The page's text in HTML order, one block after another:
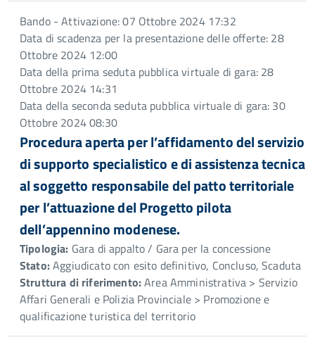
Bando - Attivazione: 07 Ottobre 2024 17:32
Data di scadenza per la presentazione delle offerte: 28
Ottobre 2024 12:00
Data della prima seduta pubblica virtuale di gara: 28
Ottobre 2024 14:31
Data della seconda seduta pubblica virtuale di gara: 30
Ottobre 2024 08:30
Procedura aperta per l’affidamento del servizio
di supporto specialistico e di assistenza tecnica
al soggetto responsabile del patto territoriale
per l’attuazione del Progetto pilota
dell’appennino modenese.
Tipologia: Gara di appalto / Gara per la concessione
Stato:Aggiudicato con esito definitivo, Concluso, Scaduta
Struttura di riferimento:Area Amministrativa > Servizio
Affari Generali e Polizia Provinciale > Promozione e
qualificazione turistica del territorio